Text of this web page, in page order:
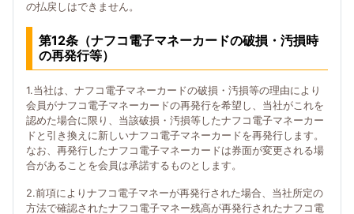
の払戻しはできません。
第12条（ナフコ電子マネーカードの破損・汚損時
の再発行等）
1.当社は、ナフコ電子マネーカードの破損・汚損等の理由により
会員がナフコ電子マネーカードの再発行を希望し、当社がこれを
認めた場合に限り、当該破損・汚損等したナフコ電子マネーカー
ドと引き換えに新しいナフコ電子マネーカードを再発行します。
なお、再発行したナフコ電子マネーカードは券面が変更される場
合があることを会員は承諾するものとします。
2.前項によりナフコ電子マネーが再発行された場合、当社所定の
方法で確認されたナフコ電子マネー残高が再発行されたナフコ電